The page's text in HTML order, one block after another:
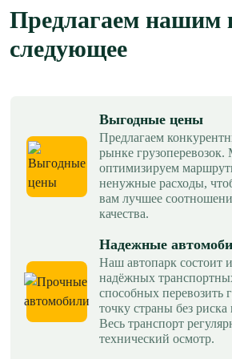
Предлагаем нашим
следующее
Выгодные цены
Предлагаем
рынке
оптимизируем
ненужные расходы,
вам лучшее
качества.
Надежные
Наш автопарк состоит
надёжных
способных перевозить
точку страны без
Весь транспорт
технический осмотр.